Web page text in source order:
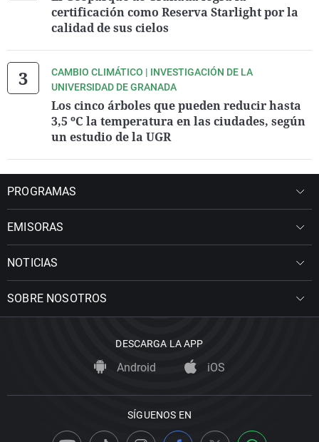
certificación como Reserva Starlight por la
calidad de sus cielos
CAMBIO CLIMÁTICO | INVESTIGACIÓN DE LA
UNIVERSIDAD DE GRANADA
Los cinco árboles que pueden reducir hasta
3,5 ºC la temperatura en las ciudades, según
un estudio de la UGR
PROGRAMAS
EMISORAS
NOTICIAS
SOBRE NOSOTROS
DESCARGA LA APP
Android iOS
SÍGUENOS EN